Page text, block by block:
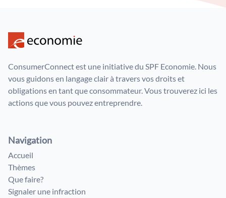
ConsumerConnect est une initiative du SPF Economie. Nous
vous guidons en langage clair à travers vos droits et
obligations en tant que consommateur. Vous trouverez ici les
actions que vous pouvez entreprendre.
Navigation
Accueil
Thèmes
Que faire?
Signaler une infraction